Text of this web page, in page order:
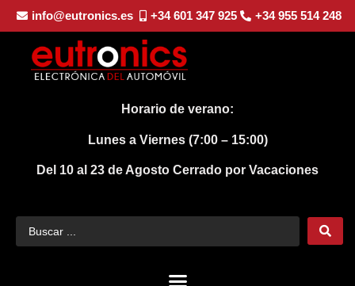
info@eutronics.es +34 601 347 925 +34 955 514 248
Horario de verano:
Lunes a Viernes (7:00 – 15:00)
Del 10 al 23 de Agosto Cerrado por Vacaciones